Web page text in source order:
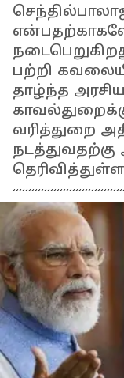
பற்றி
தாழ்ந்த
வரித்துறை
நடத்துவதற்கு